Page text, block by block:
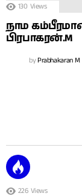
130 Views
நாம
பிரபாகரன்.M
byPrabhakaran M
226 Views